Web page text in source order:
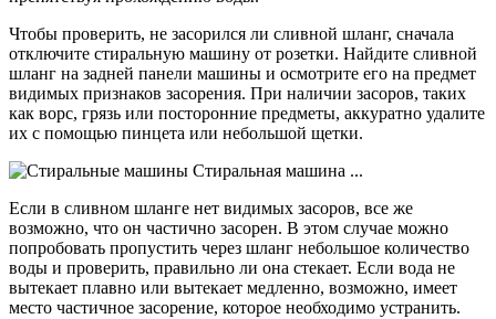
Чтобы проверить, не засорился ли сливной шланг, сначала
отключите стиральную машину от розетки. Найдите сливной
шланг на задней панели машины и осмотрите его на предмет
видимых признаков засорения. При наличии засоров, таких
как ворс, грязь или посторонние предметы, аккуратно удалите
их с помощью пинцета или небольшой щетки.
Если в сливном шланге нет видимых засоров, все же
возможно, что он частично засорен. В этом случае можно
попробовать пропустить через шланг небольшое количество
воды и проверить, правильно ли она стекает. Если вода не
вытекает плавно или вытекает медленно, возможно, имеет
место частичное засорение, которое необходимо устранить.